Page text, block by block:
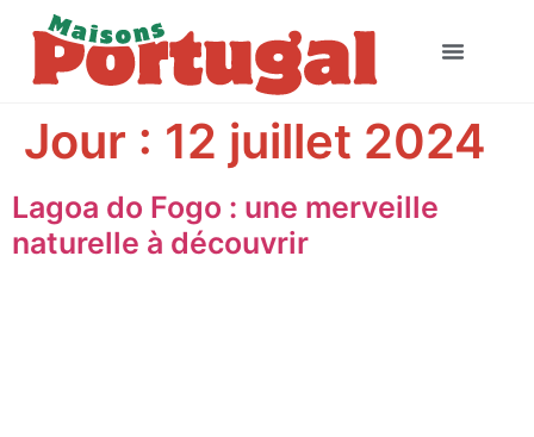
Jour : 12 juillet 2024
Lagoa do Fogo : une merveille
naturelle à découvrir